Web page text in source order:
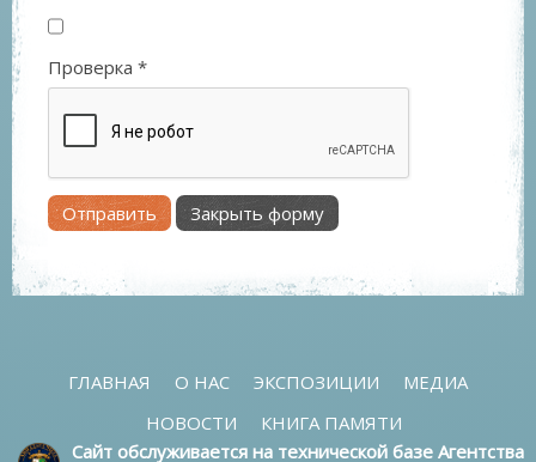
Проверка *
Отправить Закрыть форму
ГЛАВНАЯ О НАС ЭКСПОЗИЦИИ
МЕДИА
НОВОСТИ
КНИГА ПАМЯТИ
Сайт обслуживается на технической базе Агентства